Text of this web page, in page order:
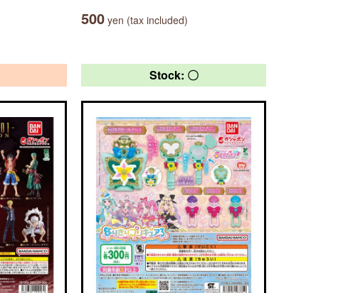
500 yen (tax included)
Stock: 〇